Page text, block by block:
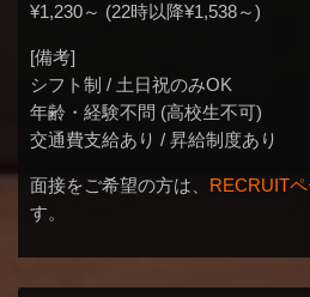
¥1,230～ (22時以降¥1,538～)
[備考]
シフト制 / 土日祝のみOK
年齢・経験不問 (高校生不可)
交通費支給あり / 昇給制度あり
面接をご希望の方は、 RECRUIT
す。